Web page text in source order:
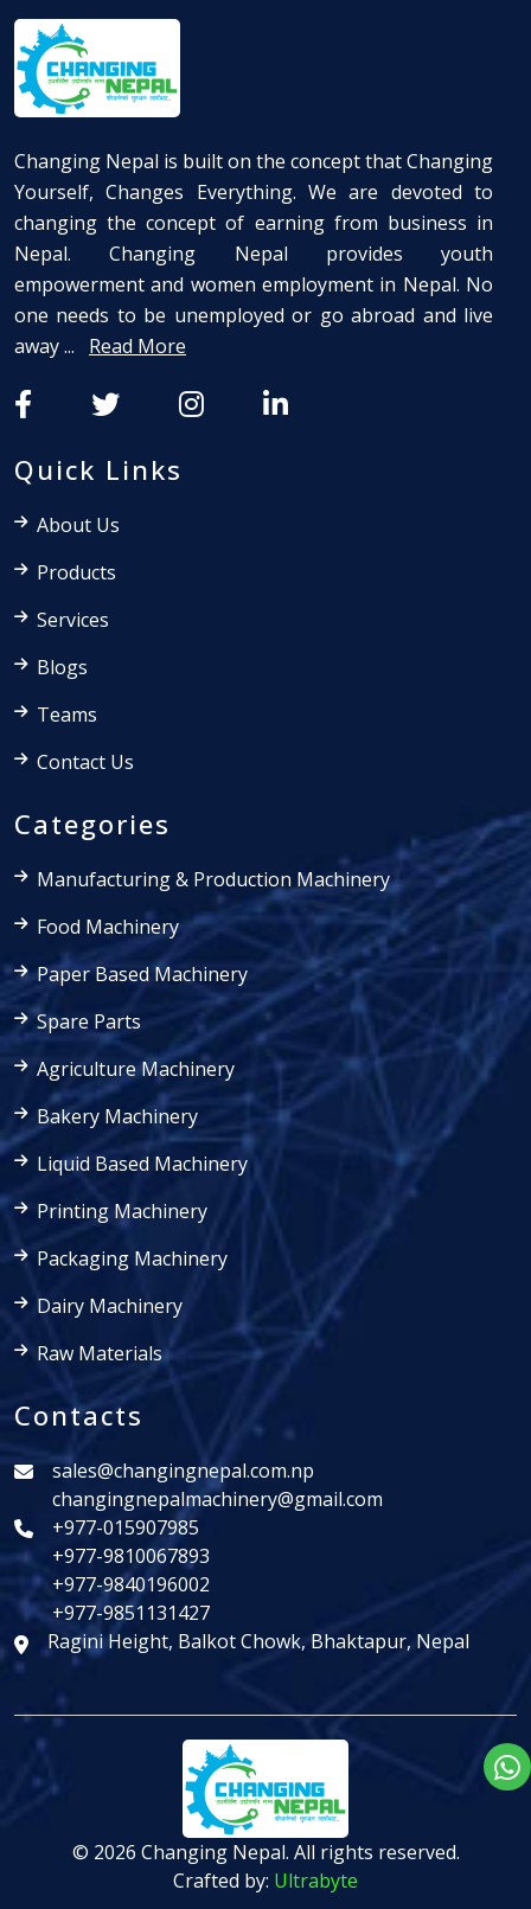
Changing Nepal is built on the concept that Changing
Yourself, Changes Everything. We are devoted to
changing the concept of earning from business in
Nepal. Changing Nepal provides youth
empowerment and women employment in Nepal. No
one needs to be unemployed or go abroad and live
away ...
Read More
Quick Links
About Us
Products
Services
Blogs
Teams
Contact Us
Categories
Manufacturing & Production Machinery
Food Machinery
Paper Based Machinery
Spare Parts
Agriculture Machinery
Bakery Machinery
Liquid Based Machinery
Printing Machinery
Packaging Machinery
Dairy Machinery
Raw Materials
Contacts
sales@changingnepal.com.np
changingnepalmachinery@gmail.com
+977-015907985
+977-9810067893
+977-9840196002
+977-9851131427
Ragini Height, Balkot Chowk, Bhaktapur, Nepal
© 2026 Changing Nepal. All rights reserved.
Crafted by: Ultrabyte